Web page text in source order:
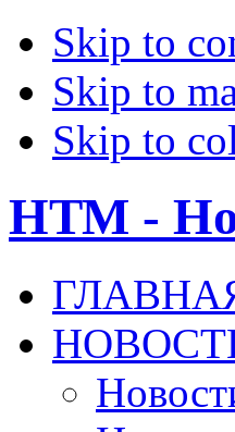
Skip to
Skip to
Skip to
НТМ -